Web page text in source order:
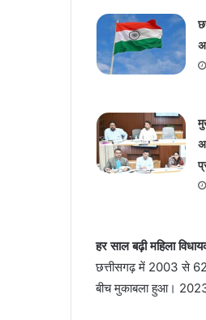
हर साल बढ़ी महिला
छत्तीसगढ़ में 2003 से 62
बीच मुकाबला हुआ।